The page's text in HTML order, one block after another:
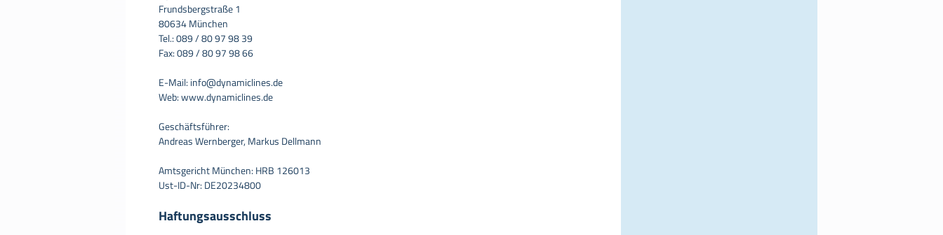
Frundsbergstraße 1
80634 München
Tel.: 089 / 80 97 98 39
Fax: 089 / 80 97 98 66
E-Mail: info@dynamiclines.de
Web: www.dynamiclines.de
Geschäftsführer:
Andreas Wernberger, Markus Dellmann
Amtsgericht München: HRB 126013
Ust-ID-Nr: DE20234800
Haftungsausschluss